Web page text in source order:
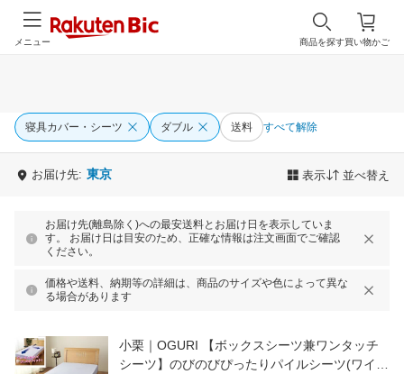
買い物かご
商品を探す
メニュー
寝具カバー・シーツ ダブル 送料 すべて解除
お届け先: 東京 表示 並べ替え
お届け先(離島除く)への最安送料とお届け日を表示していま
す。 お届け日は目安のため、正確な情報は注文画面でご確認
ください。
価格や送料、納期等の詳細は、商品のサイズや色によって異な
る場合があります
小栗｜OGURI 【ボックスシーツ兼ワンタッチ
シーツ】のびのびぴったりパイルシーツ(ワイド